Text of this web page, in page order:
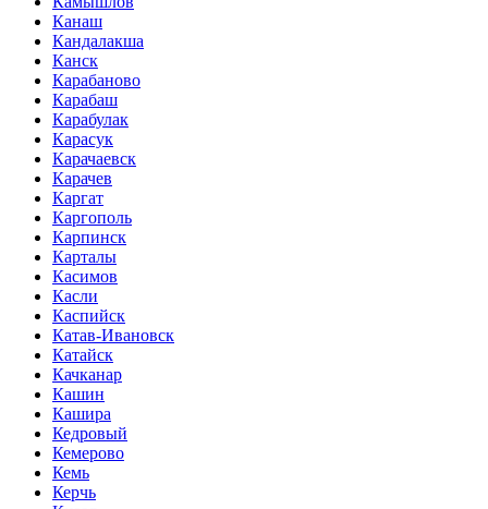
Канаш
Кандалакша
Канск
Карабаново
Карабаш
Карабулак
Карасук
Карачаевск
Карачев
Каргат
Каргополь
Карпинск
Карталы
Касимов
Касли
Каспийск
Катав-Ивановск
Катайск
Качканар
Кашин
Кашира
Кедровый
Кемерово
Кемь
Керчь